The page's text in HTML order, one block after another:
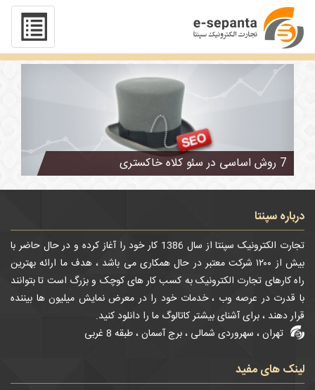
تگ : روش های سئو خاکستری
7 روش اساسی در سئو کلاه خاکستری
درباره سپنتا
تجارت الکترونیک سپنتا از سال 1386 کار خود را آغاز کرده و در حال حاضر با
بیش از ۱۲۰۰ شرکت معتبر در حال همکاری می باشد ، هدف ما ارائه بهترین
راه کارهای تجارت الکترونیک به کسب کار های کوچک و بزرگ است تا بتوانند
با قدرت در عرصه وب ، خدمات خود را در معرض نمایش میلیون ها بیننده
قرار دهند ، برای آشنای بیشتر کاتالوگ ما را دانلود کنید.
تهران ، سهروردی شمالی ، برج آسمان ، طبقه 8 غربی
لینک های مفید